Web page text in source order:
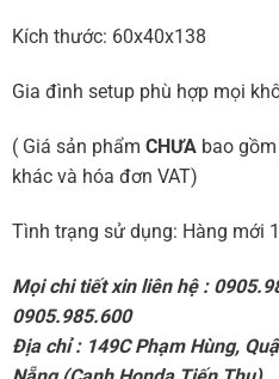
Kích thước: 60x40x138
Gia đình setup phù hợp mọi
( Giá sản phẩm CHƯAbao gồm
khác và hóa đơn VAT)
Tình trạng sử dụng: Hàng mới
Mọi chi tiết xin liên hệ :
0905.985.600
Địa chỉ : 149C Phạm Hùng,